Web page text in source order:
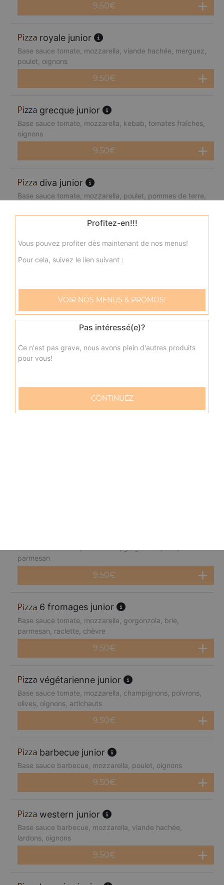
9.50€
royale junior
Base sauce tomate, mozzarella, viande hachée, merguez,
poulet, oignons
9.50€
grecque junior
Base sauce tomate, mozzarella, kebab, tomates fraîches,
oignons
9.50€
diva junior
Base sauce tomate, mozzarella, poulet, pommes de terre,
9.50€
neptune junior
9.50€
napolitaine junior
pacifico junior
Base sauce tomate, mozzarella, saumon fumé, oeufs de
lump, crème fraîche, citron
parmesan
9.50€
6 fromages junior
Base sauce tomate, mozzarella, gorgonzola, brie,
parmesan, raclette, chèvre
9.50€
végétarienne junior
Base sauce tomate, mozzarella, champignons, poivrons,
olives, oignons, artichauts
9.50€
barbecue junior
Base sauce barbecue, mozzarella, poulet, oignons
9.50€
western junior
Base sauce barbecue, mozzarella, viande hachée,
lardons, oignons
9.50€
Profitez-en!!!
Vous pouvez profiter dès maintenant de nos menus!
Pour cela, suivez le lien suivant :
VOIR NOS MENUS & PROMOS!
Pas intéressé(e)?
Ce n'est pas grave, nous avons plein d'autres produits
pour vous!
CONTINUEZ